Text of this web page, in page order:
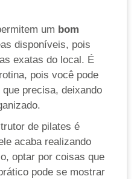
um bom
disponíveis, pois
exatas do local. É
pois você pode
precisa, deixando
de pilates é
acaba realizando
optar por coisas que
pode se mostrar